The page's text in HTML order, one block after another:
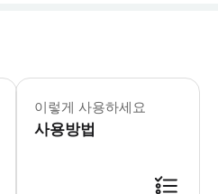
- 세자리나의 주소는 예약 후 공유해
이렇게 사용하세요
사용방법